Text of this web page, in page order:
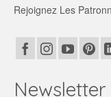
Rejoignez Les
Newsletter